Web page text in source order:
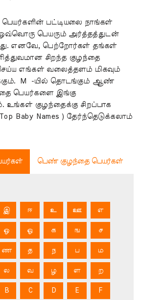
பெயர்களின் பட்டியலை நாங்கள்
பெயரும் அர்த்தத்துடன்
எனவே, பெற்றோர்கள் தங்கள்
சிறந்த குழந்தை
எங்கள் வலைத்தளம் மிகவும்
M -யில் தொடங்கும் ஆண்
பெயர்களை இங்கு
உங்கள் குழந்தைக்கு சிறப்பாக
Baby Names ) தேர்ந்தெடுக்கலாம்
பெண் குழந்தை பெயர்கள்
இ ஈ உ ஊ எ
ஒ ஓ க ங ச
ண த ந ப ம
ல வ ழ ள ற
B C D E F